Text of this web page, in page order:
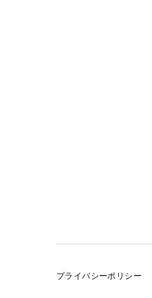
プライバシーポリシー